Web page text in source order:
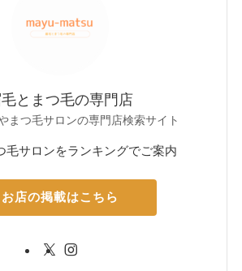
毛とまつ毛の専門店
まつ毛サロンの専門店検索サイト
毛サロンをランキングでご案内
お店の掲載はこちら